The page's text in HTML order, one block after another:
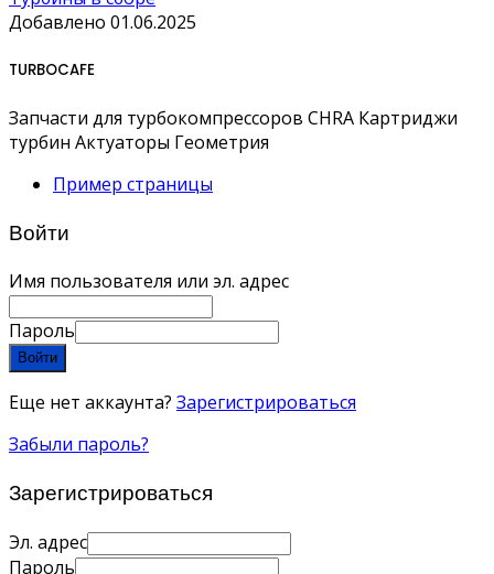
Добавлено 01.06.2025
TURBOCAFE
Запчасти для турбокомпрессоров CHRA Картриджи
турбин Актуаторы Геометрия
Пример страницы
Войти
Имя пользователя или эл. адрес
Пароль
Войти
Еще нет аккаунта? Зарегистрироваться
Забыли пароль?
Зарегистрироваться
Эл. адрес
Пароль